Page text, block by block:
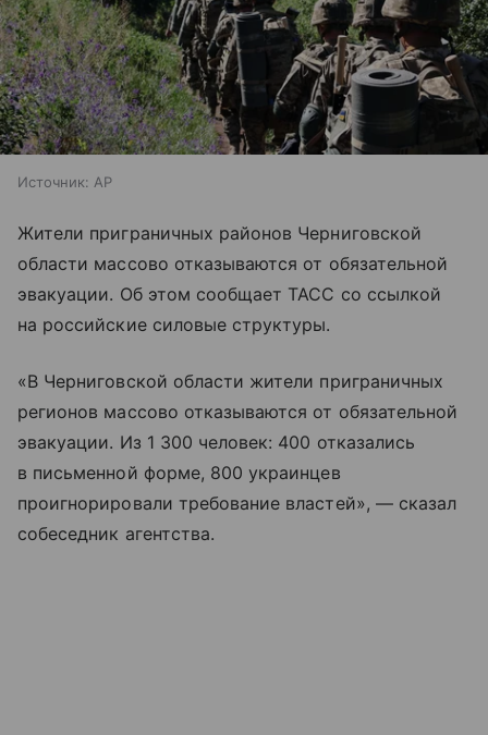
Источник: AP
Жители приграничных районов Черниговской
области массово отказываются от обязательной
эвакуации. Об этом сообщает ТАСС со ссылкой
на российские силовые структуры.
«В Черниговской области жители приграничных
регионов массово отказываются от обязательной
эвакуации. Из 1 300 человек: 400 отказались
в письменной форме, 800 украинцев
проигнорировали требование властей», — сказал
собеседник агентства.